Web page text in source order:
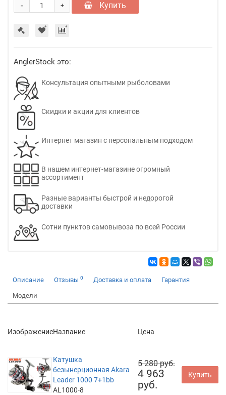
+
- Купить
AnglerStock это:
Консультация опытными рыболовами
Скидки и акции для клиентов
Интернет магазин с персональным подходом
В нашем интернет-магазине огромный
ассортимент
Разные варианты быстрой и недорогой
доставки
Сотни пунктов самовывоза по всей России
Описание Отзывы 0 Доставка и оплата Гарантия
Модели
ИзображениеНазвание Цена
Катушка
безынерционная Akara
Leader 1000 7+1bb
AL1000-8
5 280 руб.
4 963
руб.
Купить